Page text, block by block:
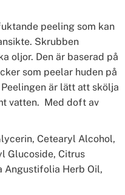
peeling som kan
Skrubben
oljor. Den är baserad på
som peelar huden på
är lätt att skölja
vatten. Med doft av
Cetearyl Alcohol,
Glucoside, Citrus
Angustifolia Herb Oil,